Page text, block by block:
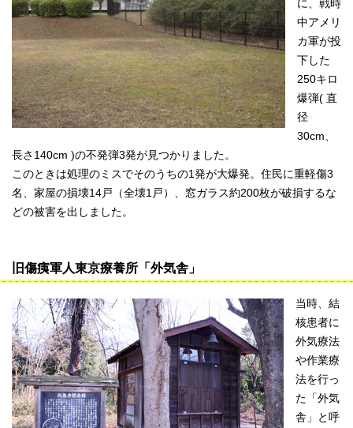
に、戦時
中アメリ
カ軍が投
下した
250キロ
爆弾( 直
径
30cm、
長さ140cm )の不発弾3発が見つかりました。
このときは処理のミスでそのうちの1発が大爆発。住民に重軽傷3
名、家屋の損壊14戸（全壊1戸）、窓ガラス約200枚が破損するな
どの被害を出しました。
旧傷痍軍人東京療養所「外気舎」
当時、結
核患者に
外気療法
や作業療
法を行っ
た「外気
舎」と呼